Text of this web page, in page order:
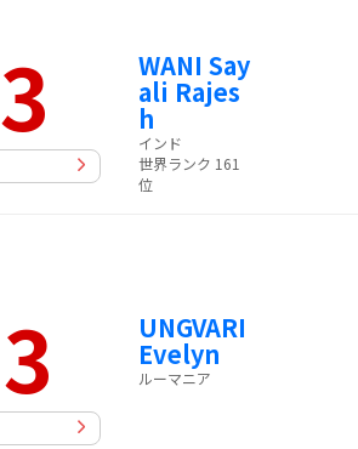
3 WANI Say
ali Rajes
h
インド
世界ランク 161
位
3 UNGVARI
Evelyn
ルーマニア